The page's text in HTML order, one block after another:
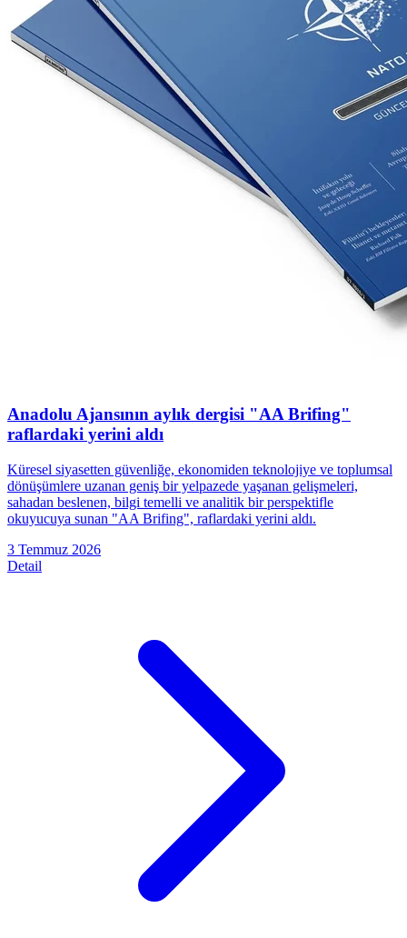
Anadolu Ajansının aylık dergisi "AA Brifing"
raflardaki yerini aldı
Küresel siyasetten güvenliğe, ekonomiden teknolojiye ve toplumsal
dönüşümlere uzanan geniş bir yelpazede yaşanan gelişmeleri,
sahadan beslenen, bilgi temelli ve analitik bir perspektifle
okuyucuya sunan "AA Brifing", raflardaki yerini aldı.
3 Temmuz 2026
Detail